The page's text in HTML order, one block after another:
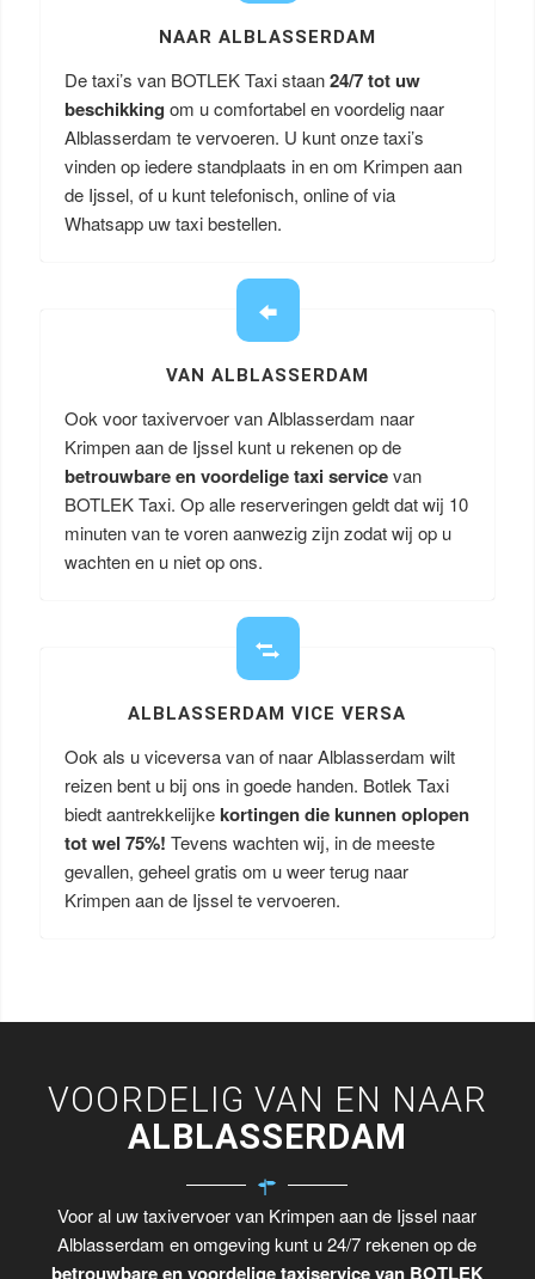
NAAR ALBLASSERDAM
De taxi’s van BOTLEK Taxi staan24/7 tot uw
beschikking om u comfortabel en voordelig naar
Alblasserdam te vervoeren. U kunt onze taxi’s
vinden op iedere standplaats in en om Krimpen aan
de Ijssel, of u kunt telefonisch, online of via
Whatsapp uw taxi bestellen.
VAN ALBLASSERDAM
Ook voor taxivervoer van Alblasserdam naar
Krimpen aan de Ijssel kunt u rekenen op de
betrouwbare en voordelige taxi servicevan
BOTLEK Taxi. Op alle reserveringen geldt dat wij 10
minuten van te voren aanwezig zijn zodat wij op u
wachten en u niet op ons.
ALBLASSERDAM VICE VERSA
Ook als u viceversa van of naar Alblasserdam wilt
reizen bent u bij ons in goede handen. Botlek Taxi
biedt aantrekkelijkekortingen die kunnen oplopen
tot wel 75%! Tevens wachten wij, in de meeste
gevallen, geheel gratis om u weer terug naar
Krimpen aan de Ijssel te vervoeren.
VOORDELIG VAN EN NAAR
ALBLASSERDAM
Voor al uw taxivervoer van Krimpen aan de Ijssel naar
Alblasserdam en omgeving kunt u 24/7 rekenen op de
betrouwbare en voordelige taxiservice van BOTLEK